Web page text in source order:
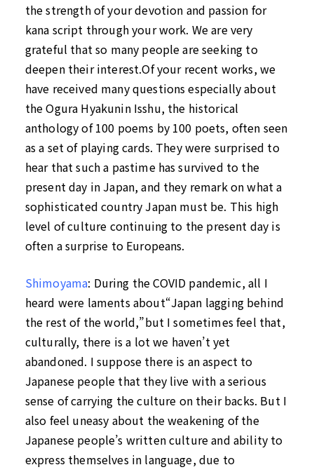
the strength of your devotion and passion for
kana script through your work. We are very
grateful that so many people are seeking to
deepen their interest.Of your recent works, we
have received many questions especially about
the Ogura Hyakunin Isshu, the historical
anthology of 100 poems by 100 poets, often seen
as a set of playing cards. They were surprised to
hear that such a pastime has survived to the
present day in Japan, and they remark on what a
sophisticated country Japan must be. This high
level of culture continuing to the present day is
often a surprise to Europeans.
Shimoyama: During the COVID pandemic, all I
heard were laments about“Japan lagging behind
the rest of the world,”but I sometimes feel that,
culturally, there is a lot we haven’t yet
abandoned. I suppose there is an aspect to
Japanese people that they live with a serious
sense of carrying the culture on their backs. But I
also feel uneasy about the weakening of the
Japanese people’s written culture and ability to
express themselves in language, due to